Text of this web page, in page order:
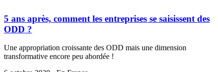
5 ans après, comment les entreprises se saisissent des
ODD ?
Une appropriation croissante des ODD mais une dimension
transformative encore peu abordée !